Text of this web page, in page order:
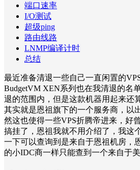
端口速率
I/O测试
超级ping
路由线路
LNMP编译计时
总结
最近准备清退一些自己一直闲置的
BudgetVM XEN系列也在我清退的名
退的范围内，但是这款机器用起来还
其实就是恩祖旗下的一个服务商，以
然这也使得一些VPS折腾帝进来，好
搞挂了，恩祖我就不用介绍了，我这
一下可以查询到是来自于恩祖机房，
的小IDC商一样只能查到一个来自于美